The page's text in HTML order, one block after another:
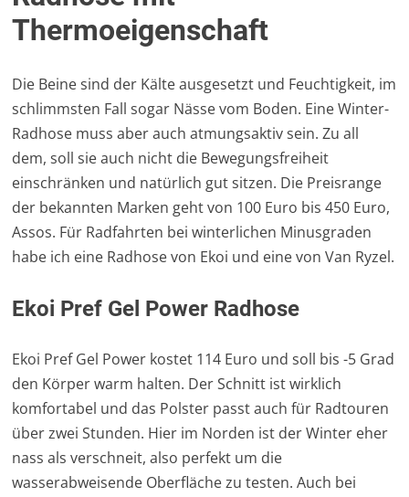
Thermoeigenschaft
Die Beine sind der Kälte ausgesetzt und Feuchtigkeit, im
schlimmsten Fall sogar Nässe vom Boden. Eine Winter-
Radhose muss aber auch atmungsaktiv sein. Zu all
dem, soll sie auch nicht die Bewegungsfreiheit
einschränken und natürlich gut sitzen. Die Preisrange
der bekannten Marken geht von 100 Euro bis 450 Euro,
Assos. Für Radfahrten bei winterlichen Minusgraden
habe ich eine Radhose von Ekoi und eine von Van Ryzel.
Ekoi Pref Gel Power Radhose
Ekoi Pref Gel Power kostet 114 Euro und soll bis -5 Grad
den Körper warm halten. Der Schnitt ist wirklich
komfortabel und das Polster passt auch für Radtouren
über zwei Stunden. Hier im Norden ist der Winter eher
nass als verschneit, also perfekt um die
wasserabweisende Oberfläche zu testen. Auch bei